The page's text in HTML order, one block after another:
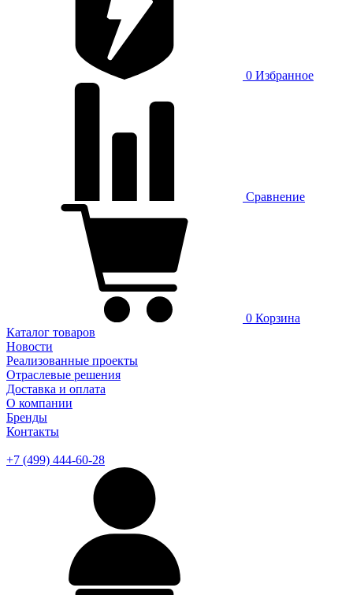
0 Избранное
Сравнение
0 Корзина
Каталог товаров
Новости
Реализованные проекты
Отраслевые решения
Доставка и оплата
О компании
Бренды
Контакты
+7 (499) 444-60-28